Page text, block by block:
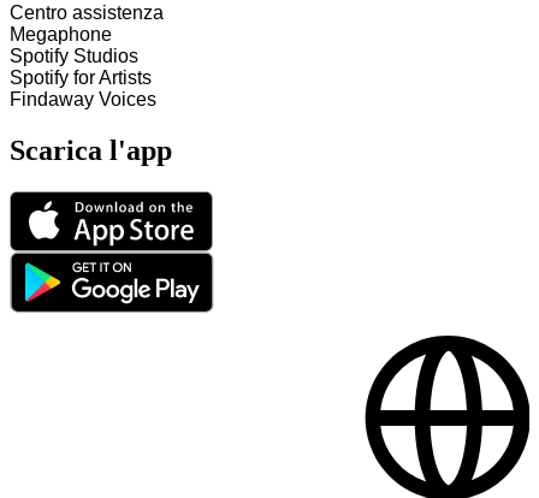
Centro assistenza
Megaphone
Spotify Studios
Spotify for Artists
Findaway Voices
Scarica l'app